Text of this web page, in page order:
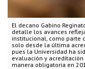
El decano Gabino
detalle los avances
institucional, como parte
solo desde la última
pues la Universidad ha
evaluación y
manera obligatoria en